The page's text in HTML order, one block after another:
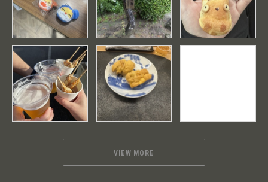
VIEW MORE